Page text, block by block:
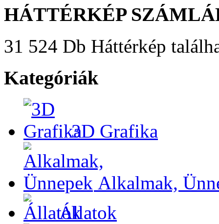
HÁTTÉRKÉP
31 524 Db Háttérkép
Kategóriák
3D Grafika
Alkalmak,
Állatok